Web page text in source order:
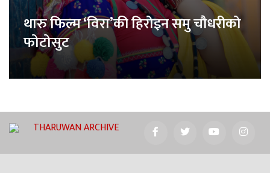
थारु फिल्म ‘विरा’की हिरोइन समु चौधरीको
फोटोसुट
THARUWAN ARCHIVE